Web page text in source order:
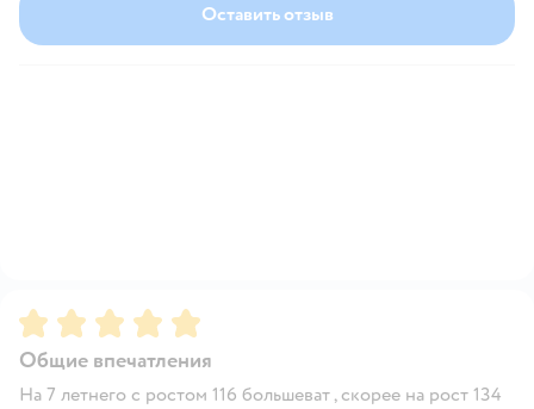
Оставить отзыв
Рейтинг:5
Общие впечатления
На 7 летнего с ростом 116 большеват , скорее на рост 134